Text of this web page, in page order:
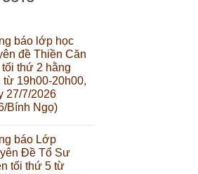
báo lớp học
đề Thiền Căn
tối thứ 2 hằng
từ 19h00-20h00,
27/7/2026
Bính Ngọ)
báo Lớp
Đề Tổ Sư
tối thứ 5 từ